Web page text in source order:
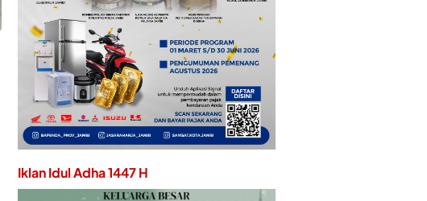
Iklan Idul Adha 1447 H